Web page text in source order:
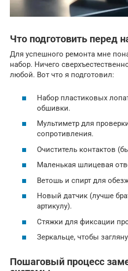
Что подготовить перед
Для успешного ремонта мне
набор. Ничего
любой. Вот что я подготовил:
Набор пластиковых
обшивки.
Мультиметр для
сопротивления.
Очиститель контактов
Маленькая шлицевая
Ветошь и спирт для
Новый датчик (лучше
артикулу).
Стяжки для фиксации
Зеркальце, чтобы
Пошаговый процесс